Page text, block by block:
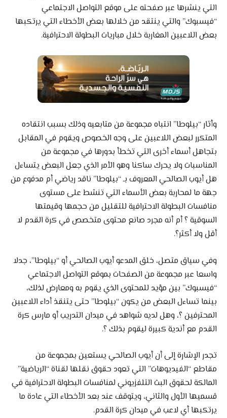
التي ينشرها عبر صفحته على موقع التواصل الاجتماعي
“فيسبوك” والتي ينتقد من خلالها بعض الأخطاء التي يرتكبها
بعض اللاعبين المغاربة خلال مباريات البطولة الاحترافية.
وأثار “بيلوطا” انتباه مجموعة من متابعيه وذلك بسبب انتقاده
المتكرر لبعض اللاعبين على وجه الخصوص ويقوم في المقابل
بتجاهل أسماء أخرى التي تخطأ بدورها في مجموعة من
المناسبات ولا يحرك ساكنا وهو الأمر الذي جعل البعض يتساءل
هل أيوب الصالحي المعروف بـ “بيلوطا” ناقد رياضي أم مدفوع من
جهة ما لمحاربة بعض الأسماء التي تنشط على مستوى
منافسات البطولة الاحترافية للتقليل من حجمها وقيمتها
السوقية ؟ أم أنه مجرد صانع محتوى متخصص في كرة القدم لا
أقل ولا أكثر؟.
وفي سياق متصل، خلق المدعو أيوب الصالحي أو “بيلوطا”، جدلا
واسعا عبر مجموعة من الصفحات بموقع التواصل الاجتماعي
“فيسبوك” بين مؤيد للمحتوى الذي يقوم به ومعارض لذلك،
بينما تساءل البعض من يكون “بيلوطا” حتى يتنقذ أداء اللاعبين
المحترفين ؟، وهل لديه شواهد في ميدان التدريب أو مارس كرة
القدم مع أندية كبيرة ليقوم بذلك ؟.
تجدر الإشارة إلى أن أيوب الصالحي يستعين بمجموعة من
مقاطع “الفيديوهات” التي تعود حقوق نقلها لقناة “الرياضية”
المالكة لحقوق البث التلفزيوني لمنافسات البطولة الاحترافية في
قسميها الأول والثاني، ويتوقف عند بعد الأخطاء التي عادة ما
يرتكبها أي لاعب في ميدان كرة القدم.